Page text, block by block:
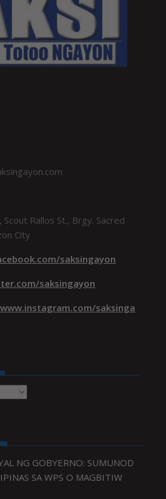
Rallos St., Brgy. Sacred
City
saksingayon
saksingayon
saksinga
NG GOBYERNO: SUMUNOD
SA WPS O MAGBITIW